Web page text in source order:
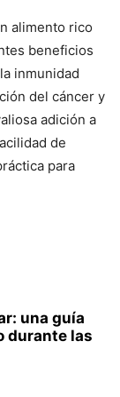
alimento rico
beneficios
inmunidad
del cáncer y
adición a
de
para
una guía
durante las